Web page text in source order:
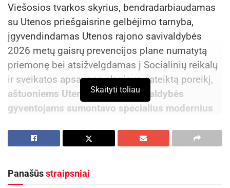
Viešosios tvarkos skyrius, bendradarbiaudamas
su Utenos priešgaisrine gelbėjimo tarnyba,
įgyvendindamas Utenos rajono savivaldybės
2026 metų gaisrų prevencijos plane numatytą
priemonę bei atsižvelgdamas į Socialinių reikalų
ir sveikatos apsaugos skyriaus pateiktą poreikį,
aštuoniems Utenos rajono savivaldybės
gyventojams sumontavo specialius modernius
detektorius), pritaikytus asmenims, turintiems
didesnį gyventojų saugumą ir suteikti galimybę
Skaityti toliau
Panašūsstraipsniai